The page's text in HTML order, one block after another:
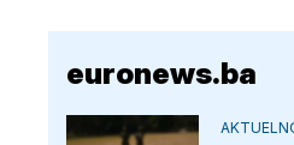
euronews.ba